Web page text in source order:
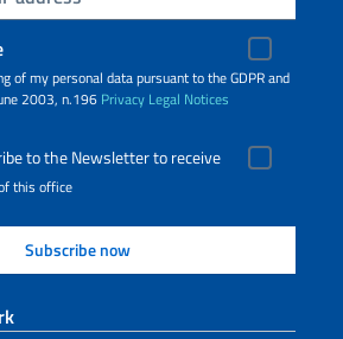
of my personal data pursuant to the GDPR and
2003, n.196 Privacy Legal Notices
to the Newsletter to receive
this office